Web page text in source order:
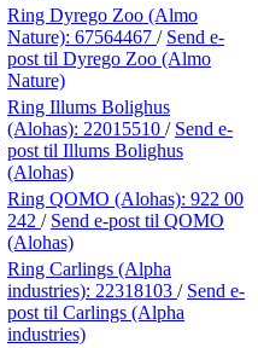
Ring Dyrego Zoo (Almo
Nature): 67564467 / Send e-
post til Dyrego Zoo (Almo
Nature)
Ring Illums Bolighus
(Alohas): 22015510 / Send e-
post til Illums Bolighus
(Alohas)
Ring QOMO (Alohas): 922 00
242 / Send e-post til QOMO
(Alohas)
Ring Carlings (Alpha
industries): 22318103 / Send e-
post til Carlings (Alpha
industries)